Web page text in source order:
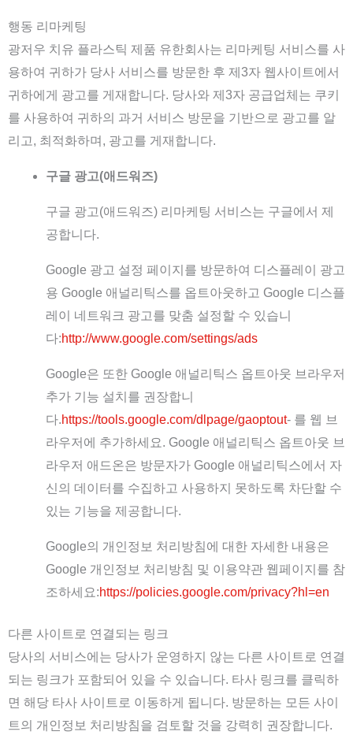
행동 리마케팅
광저우 치유 플라스틱 제품 유한회사는 리마케팅 서비스를 사
용하여 귀하가 당사 서비스를 방문한 후 제3자 웹사이트에서
귀하에게 광고를 게재합니다. 당사와 제3자 공급업체는 쿠키
를 사용하여 귀하의 과거 서비스 방문을 기반으로 광고를 알
리고, 최적화하며, 광고를 게재합니다.
구글 광고(애드워즈)
구글 광고(애드워즈) 리마케팅 서비스는 구글에서 제
공합니다.
Google 광고 설정 페이지를 방문하여 디스플레이 광고
용 Google 애널리틱스를 옵트아웃하고 Google 디스플
레이 네트워크 광고를 맞춤 설정할 수 있습니
다:http://www.google.com/settings/ads
Google은 또한 Google 애널리틱스 옵트아웃 브라우저
추가 기능 설치를 권장합니
다.https://tools.google.com/dlpage/gaoptout- 를 웹 브
라우저에 추가하세요. Google 애널리틱스 옵트아웃 브
라우저 애드온은 방문자가 Google 애널리틱스에서 자
신의 데이터를 수집하고 사용하지 못하도록 차단할 수
있는 기능을 제공합니다.
Google의 개인정보 처리방침에 대한 자세한 내용은
Google 개인정보 처리방침 및 이용약관 웹페이지를 참
조하세요:https://policies.google.com/privacy?hl=en
다른 사이트로 연결되는 링크
당사의 서비스에는 당사가 운영하지 않는 다른 사이트로 연결
되는 링크가 포함되어 있을 수 있습니다. 타사 링크를 클릭하
면 해당 타사 사이트로 이동하게 됩니다. 방문하는 모든 사이
트의 개인정보 처리방침을 검토할 것을 강력히 권장합니다.